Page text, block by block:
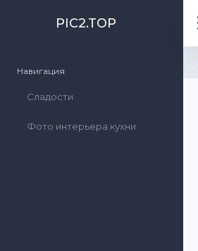
PIC2.TOP
Навигация
Сладости
Фото интерьера кухни